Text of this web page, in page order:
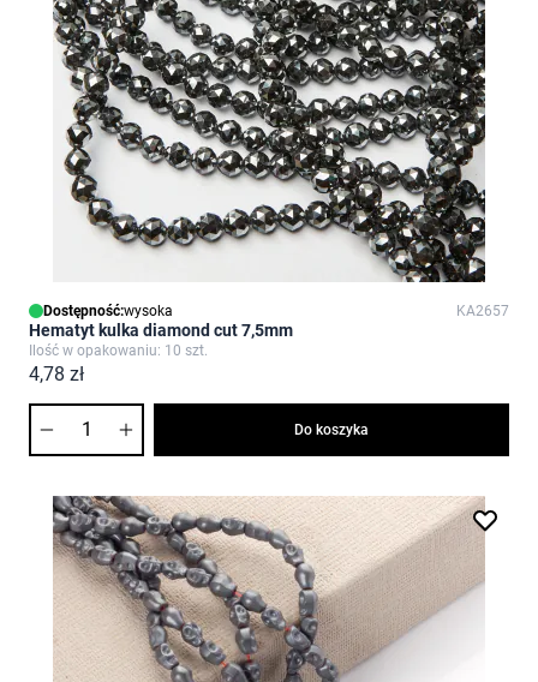
Dostępność:wysoka KA2657
Hematyt kulka diamond cut 7,5mm
Ilość w opakowaniu: 10 szt.
4,78 zł
Do koszyka